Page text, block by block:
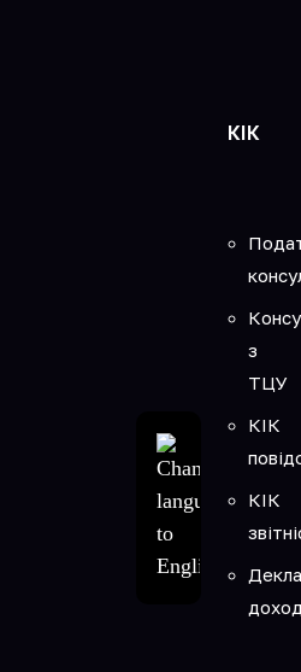
КІК
з
ТЦУ
КІК
КІК